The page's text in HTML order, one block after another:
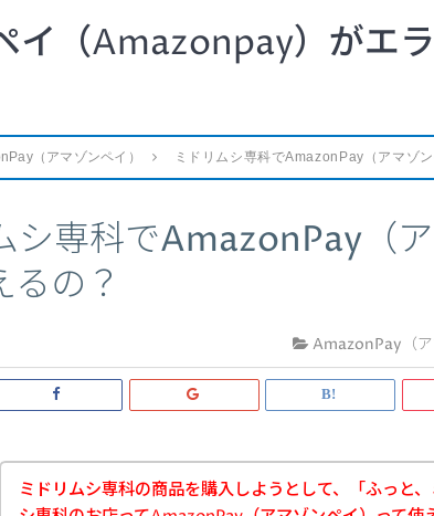
イ（Amazonpay）がエ
（アマゾンペイ） ミドリムシ専科でAmazonPay（アマゾ
シ専科でAmazonPay（ア
るの？
AmazonPay（ア
ミドリムシ専科の商品を購入しようとして、「ふっと